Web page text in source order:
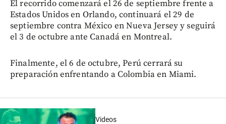
El recorrido comenzará el 26 de septiembre frente a
Estados Unidos en Orlando, continuará el 29 de
septiembre contra México en Nueva Jersey y seguirá
el 3 de octubre ante Canadá en Montreal.
Finalmente, el 6 de octubre, Perú cerrará su
preparación enfrentando a Colombia en Miami.
Videos